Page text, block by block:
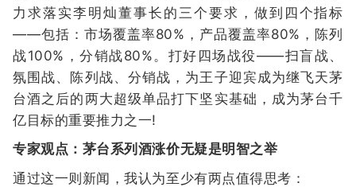
力求落实李明灿董事长的三个要求，做到四个指标
——包括：市场覆盖率80%，产品覆盖率80%，陈列
战100%，分销战80%。打好四场战役——扫盲战、
氛围战、陈列战、分销战，为王子迎宾成为继飞天茅
台酒之后的两大超级单品打下坚实基础，成为茅台千
亿目标的重要推力之一!
专家观点：茅台系列酒涨价无疑是明智之举
通过这一则新闻，我认为至少有两点值得思考：